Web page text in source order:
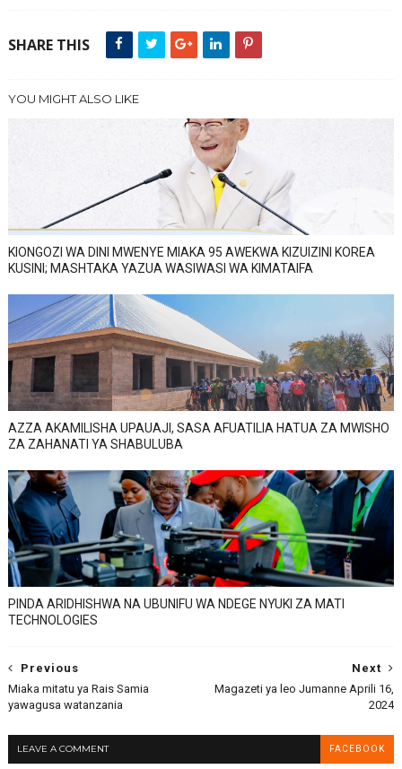
SHARE THIS
YOU MIGHT ALSO LIKE
KIONGOZI WA DINI MWENYE MIAKA 95 AWEKWA KIZUIZINI KOREA
KUSINI; MASHTAKA YAZUA WASIWASI WA KIMATAIFA
AZZA AKAMILISHA UPAUAJI, SASA AFUATILIA HATUA ZA MWISHO
ZA ZAHANATI YA SHABULUBA
PINDA ARIDHISHWA NA UBUNIFU WA NDEGE NYUKI ZA MATI
TECHNOLOGIES
Next
Magazeti ya leo Jumanne Aprili 16,
2024
Previous
Miaka mitatu ya Rais Samia
yawagusa watanzania
LEAVE A COMMENT FACEBOOK